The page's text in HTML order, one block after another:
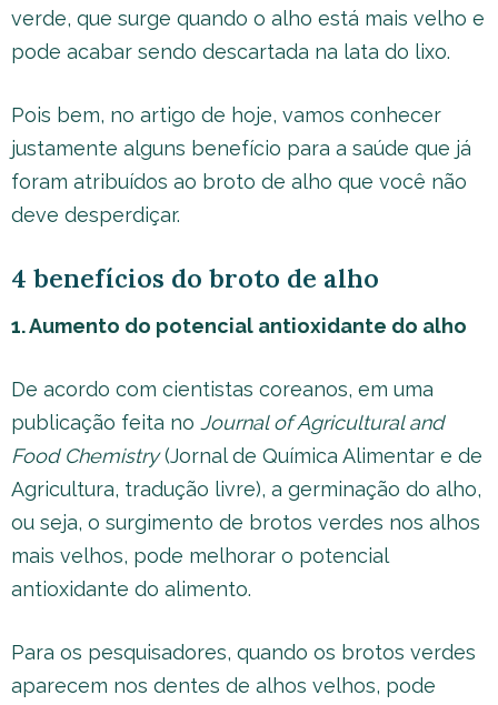
verde, que surge quando o alho está mais velho e
pode acabar sendo descartada na lata do lixo.
Pois bem, no artigo de hoje, vamos conhecer
justamente alguns benefício para a saúde que já
foram atribuídos ao broto de alho que você não
deve desperdiçar.
4 benefícios do broto de alho
1. Aumento do potencial antioxidante do alho
De acordo com cientistas coreanos, em uma
publicação feita no Journal of Agricultural and
Food Chemistry(Jornal de Química Alimentar e de
Agricultura, tradução livre), a germinação do alho,
ou seja, o surgimento de brotos verdes nos alhos
mais velhos, pode melhorar o potencial
antioxidante do alimento.
Para os pesquisadores, quando os brotos verdes
aparecem nos dentes de alhos velhos, pode